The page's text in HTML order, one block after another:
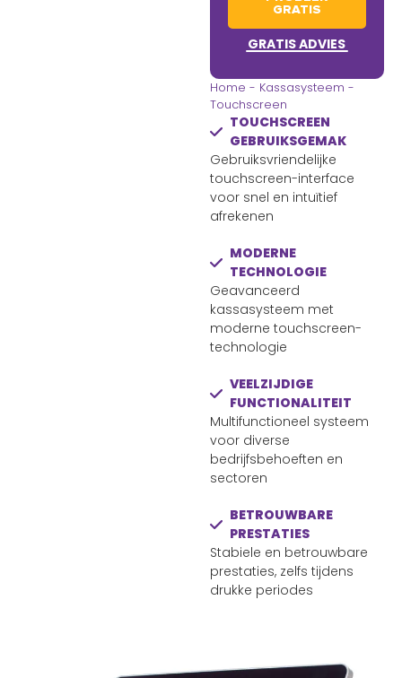
GRATIS
GRATIS ADVIES
Home - Kassasysteem -
Touchscreen
TOUCHSCREEN
GEBRUIKSGEMAK
Gebruiksvriendelijke
touchscreen-interface
voor snel en intuïtief
afrekenen
MODERNE
TECHNOLOGIE
Geavanceerd
kassasysteem met
moderne touchscreen-
technologie
VEELZIJDIGE
FUNCTIONALITEIT
Multifunctioneel systeem
voor diverse
bedrijfsbehoeften en
sectoren
BETROUWBARE
PRESTATIES
Stabiele en betrouwbare
prestaties, zelfs tijdens
drukke periodes